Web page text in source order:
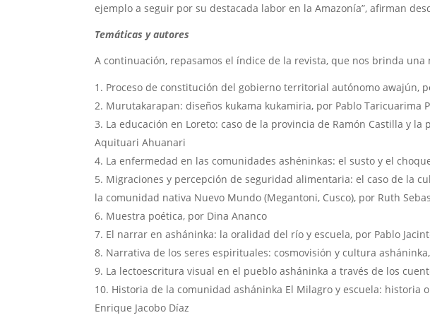
ejemplo a seguir por su destacada labor en la Amazonía”, afirman
Temáticas y autores
A continuación, repasamos el índice de la revista, que nos brinda
Proceso de constitución del gobierno territorial autónomo awajún,
Murutakarapan: diseños kukama kukamiria, por Pablo Taricuarima
La educación en Loreto: caso de la provincia de Ramón Castilla y
Aquituari Ahuanari
La enfermedad en las comunidades ashéninkas: el susto y el
Migraciones y percepción de seguridad alimentaria: el caso de la
la comunidad nativa Nuevo Mundo (Megantoni, Cusco), por Ruth
Muestra poética, por Dina Ananco
El narrar en asháninka: la oralidad del río y escuela, por Pablo
Narrativa de los seres espirituales: cosmovisión y cultura
La lectoescritura visual en el pueblo asháninka a través de los
Historia de la comunidad asháninka El Milagro y escuela: historia
Enrique Jacobo Díaz